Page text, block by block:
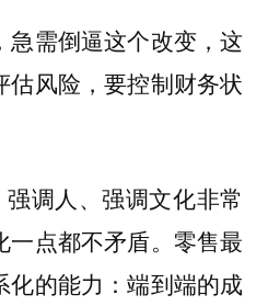
急需倒逼这个改变，这
估风险，要控制财务状
强调人、强调文化非常
一点都不矛盾。零售最
化的能力 ：端到端的成